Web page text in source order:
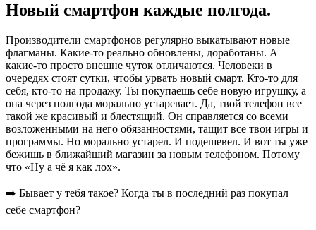
Новый смартфон каждые полгода.
Производители смартфонов регулярно выкатывают новые
флагманы. Какие-то реально обновлены, доработаны. А
какие-то просто внешне чуток отличаются. Человеки в
очередях стоят сутки, чтобы урвать новый смарт. Кто-то для
себя, кто-то на продажу. Ты покупаешь себе новую игрушку, а
она через полгода морально устаревает. Да, твой телефон все
такой же красивый и блестящий. Он справляется со всеми
возложенными на него обязанностями, тащит все твои игры и
программы. Но морально устарел. И подешевел. И вот ты уже
бежишь в ближайший магазин за новым телефоном. Потому
что «Ну а чё я как лох».
➡️ Бывает у тебя такое? Когда ты в последний раз покупал
себе смартфон?